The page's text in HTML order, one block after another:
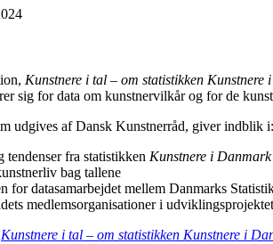
Kunstnere i tal – om statistikken Kunstnere
sig for data om kunstnervilkår og for de
udgives af Dansk Kunstnerråd, giver indblik i:
tendenser fra statistikken Kunstnere i Danmark
bag tallene
for datasamarbejdet mellem Danmarks
medlemsorganisationer i
Kunstnere i tal – om statistikken Kunstnere i